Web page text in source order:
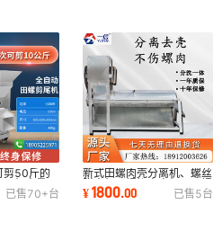
剪50斤的
机大量现
已售70+台
新式田螺肉壳分离机、螺丝
脱壳机、螺蛳去壳机、石螺
剥壳机
¥1800.00 已售5台